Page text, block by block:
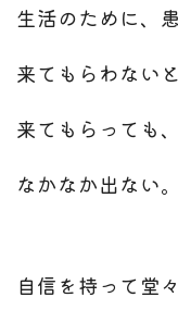
生活のために、
来てもらわない
来てもらっても
なかなか出ない。
自信を持って堂